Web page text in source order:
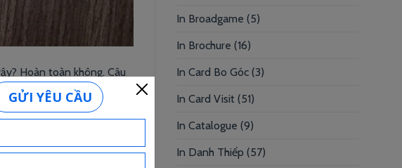
Hoàn toàn không. Câu
liệu in
In Broadgame (5)
In Brochure (16)
In Card Bo Góc (3)
In Card Visit (51)
In Catalogue (9)
In Danh Thiếp (57)